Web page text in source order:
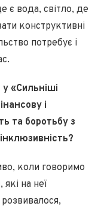
вода, світло, де
конструктивні
потребує і
«Сильніші
і
та боротьбу з
коли говоримо
на неї